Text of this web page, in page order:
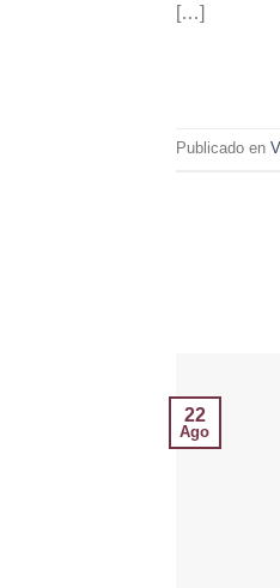
[…]
Publicado en
22
Ago